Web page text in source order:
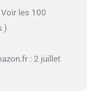
les 100
)
: 2 juillet